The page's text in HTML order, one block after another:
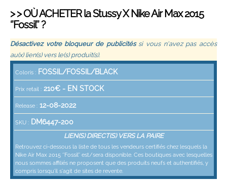
FZ9042-001
> > OÙ ACHETER laStussyX Nike Air Max 2015
‘’Fossil’’ ?
Désactivez votre bloqueur de publicitéssi vous n'avez pas accès
au(x) lien(s) vers le(s) produit(s).
Coloris : FOSSIL/FOSSIL/BLACK
Prix retail : 210€ - EN STOCK
Release : 12-08-2022
SKU : DM6447-200
LIEN(S) DIRECT(S) VERS LA PAIRE
Retrouvez ci-dessous la liste de tous les vendeurs certifiés chez lesquels la
Nike Air Max 2015 ‘’Fossil’’ est/sera disponible. Ces boutiques avec lesquelles
nous sommes affiliés ne proposent que des produits neufs et authentifiés, y
compris lorsqu'il s'agit de sites de revente.